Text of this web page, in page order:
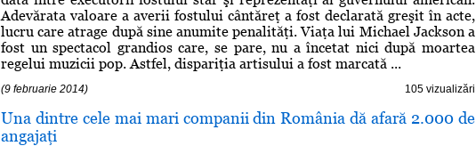
Adevărata valoare a averii fostului cântăreţ a fost declarată greşit în acte,
lucru care atrage după sine anumite penalităţi. Viaţa lui Michael Jackson a
fost un spectacol grandios care, se pare, nu a încetat nici după moartea
regelui muzicii pop. Astfel, dispariţia artisului a fost marcată ...
(9 februarie 2014) 105 vizualizări
Una dintre cele mai mari companii din România dă afară 2.000 de
angajaţi